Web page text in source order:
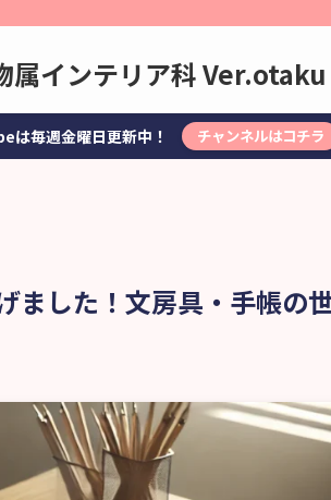
属インテリア科 Ver.otaku
は毎週金曜日更新中！ チャンネルはコチラ
ました！文房具・手帳の